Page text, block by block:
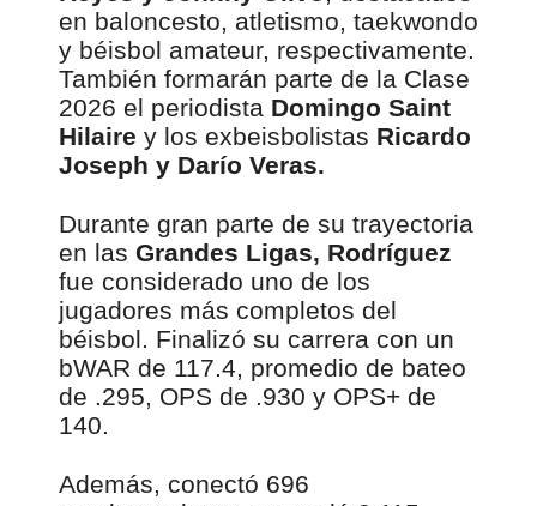
en baloncesto, atletismo, taekwondo
y béisbol amateur, respectivamente.
También formarán parte de la Clase
2026 el periodista Domingo Saint
Hilaire y los exbeisbolistas Ricardo
Joseph y Darío Veras.
Durante gran parte de su trayectoria
en las Grandes Ligas, Rodríguez
fue considerado uno de los
jugadores más completos del
béisbol. Finalizó su carrera con un
bWAR de 117.4, promedio de bateo
de .295, OPS de .930 y OPS+ de
140.
Además, conectó 696